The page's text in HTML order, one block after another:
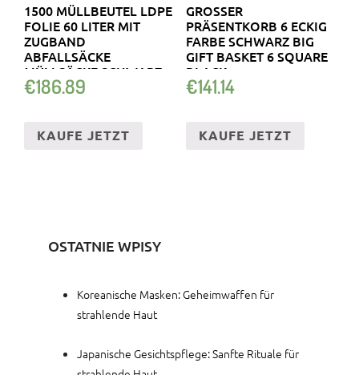
1500 MÜLLBEUTEL LDPE
FOLIE 60 LITER MIT
ZUGBAND
ABFALLSÄCKE
MÜLLSÄCKE SCHWARZ
€186.89
KAUFE JETZT
GROSSER P
RÄSENTKORB 6 ECKIG F
ARBE SCHWARZ BIG G
IFT BASKET 6 SQUARE B
LACK
€141.14
KAUFE JETZT
OSTATNIE WPISY
Koreanische Masken: Geheimwaffen für
strahlende Haut
Japanische Gesichtspflege: Sanfte Rituale für